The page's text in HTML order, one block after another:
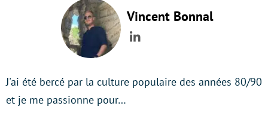
Vincent Bonnal
LinkedIn
J'ai été bercé par la culture populaire des années 80/90
et je me passionne pour…